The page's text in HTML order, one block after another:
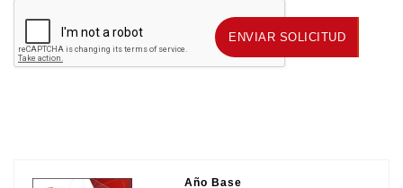
ENVIAR SOLICITUD ENVIAR SOLICITUD
Año Base